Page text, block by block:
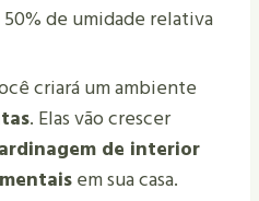
50% de umidade relativa
criará um ambiente
. Elas vão crescer
de interior
em sua casa.